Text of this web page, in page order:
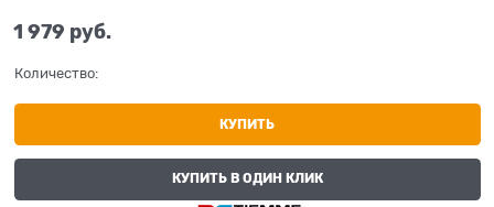
1 979 руб.
Количество:
КУПИТЬ
КУПИТЬ В ОДИН КЛИК